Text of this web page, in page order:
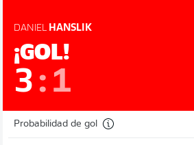
DANIEL HANSLIK
¡GOL!
3 : 1
Probabilidad de gol